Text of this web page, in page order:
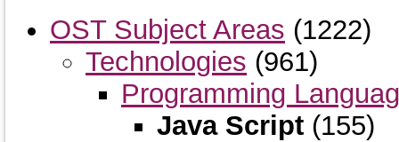
OST Subject Areas (1222)
Technologies (961)
Programming
Java Script (155)